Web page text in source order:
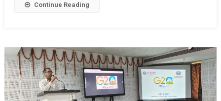
Continue Reading